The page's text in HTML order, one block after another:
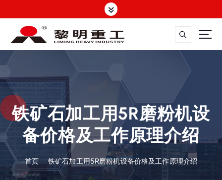
转
容 大修渣磨粉机，矿渣立磨
铁矿石加工用5R磨粉机设
备价格及工作原理介绍
首页 铁矿石加工用5R磨粉机设备价格及工作原理介绍